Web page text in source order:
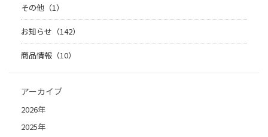
その他（1）
お知らせ（142）
商品情報（10）
アーカイブ
2026年
2025年